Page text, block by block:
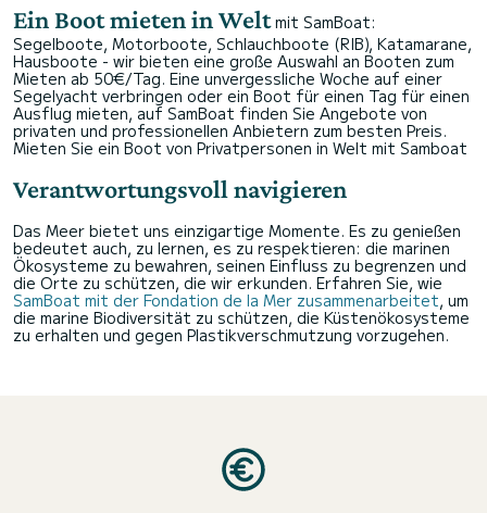
Ein Boot mieten in Welt mit SamBoat:
Segelboote, Motorboote, Schlauchboote (RIB), Katamarane,
Hausboote - wir bieten eine große Auswahl an Booten zum
Mieten ab 50€/Tag. Eine unvergessliche Woche auf einer
Segelyacht verbringen oder ein Boot für einen Tag für einen
Ausflug mieten, auf SamBoat finden Sie Angebote von
privaten und professionellen Anbietern zum besten Preis.
Mieten Sie ein Boot von Privatpersonen in Welt mit Samboat
Verantwortungsvoll navigieren
Das Meer bietet uns einzigartige Momente. Es zu genießen
bedeutet auch, zu lernen, es zu respektieren: die marinen
Ökosysteme zu bewahren, seinen Einfluss zu begrenzen und
die Orte zu schützen, die wir erkunden. Erfahren Sie, wie
SamBoat mit der Fondation de la Mer zusammenarbeitet, um
die marine Biodiversität zu schützen, die Küstenökosysteme
zu erhalten und gegen Plastikverschmutzung vorzugehen.